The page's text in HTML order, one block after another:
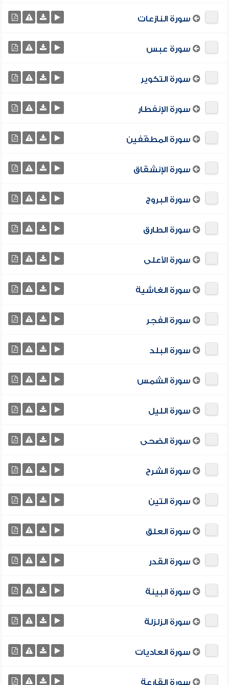
سورة النازعات
سورة عبس
سورة التكوير
سورة الإنفطار
سورة المطفّفين
سورة الإنشقاق
سورة البروج
سورة الطارق
سورة الأعلى
سورة الغاشية
سورة الفجر
سورة البلد
سورة الشمس
سورة الليل
سورة الضحى
سورة الشرح
سورة التين
سورة العلق
سورة القدر
سورة البينة
سورة الزلزلة
سورة العاديات
سورة القارعة